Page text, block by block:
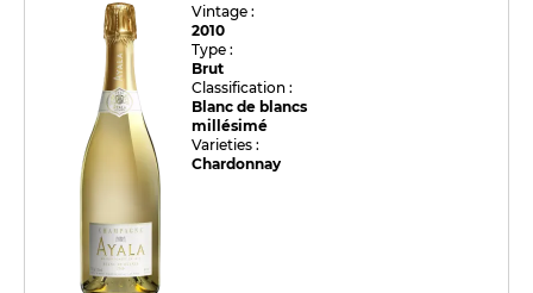
Vintage :
2010
Type :
Brut
Classification :
Blanc de blancs
millésimé
Varieties :
Chardonnay